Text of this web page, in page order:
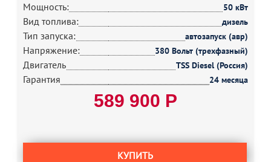
Мощность:
50 кВт
Вид топлива: дизель
Тип запуска: автозапуск (авр)
Напряжение: 380 Вольт (трехфазный)
Двигатель TSS Diesel (Россия)
Гарантия 24 месяца
589 900 Р
КУПИТЬ